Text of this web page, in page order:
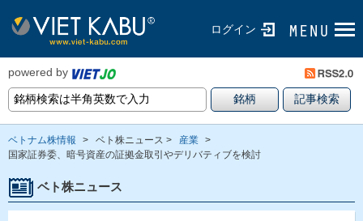
ログイン
powered by
ベトナム株情報 > ベト株ニュース > 産業 >
国家証券委、暗号資産の証拠金取引やデリバティブを検討
ベト株ニュース